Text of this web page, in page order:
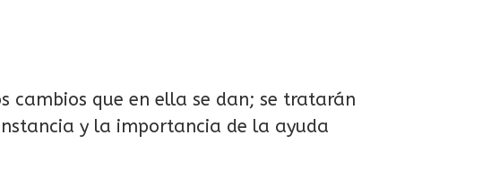
cambios que en ella se dan; se tratarán
y la importancia de la ayuda